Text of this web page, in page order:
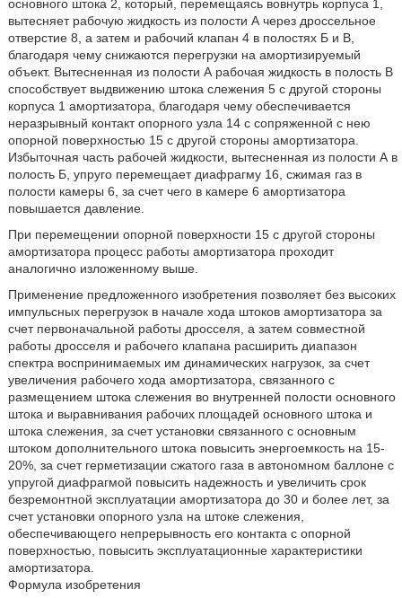
основного штока 2, который, перемещаясь вовнутрь корпуса 1,
вытесняет рабочую жидкость из полости А через дроссельное
отверстие 8, а затем и рабочий клапан 4 в полостях Б и В,
благодаря чему снижаются перегрузки на амортизируемый
объект. Вытесненная из полости А рабочая жидкость в полость В
способствует выдвижению штока слежения 5 с другой стороны
корпуса 1 амортизатора, благодаря чему обеспечивается
неразрывный контакт опорного узла 14 с сопряженной с нею
опорной поверхностью 15 с другой стороны амортизатора.
Избыточная часть рабочей жидкости, вытесненная из полости А в
полость Б, упруго перемещает диафрагму 16, сжимая газ в
полости камеры 6, за счет чего в камере 6 амортизатора
повышается давление.
При перемещении опорной поверхности 15 с другой стороны
амортизатора процесс работы амортизатора проходит
аналогично изложенному выше.
Применение предложенного изобретения позволяет без высоких
импульсных перегрузок в начале хода штоков амортизатора за
счет первоначальной работы дросселя, а затем совместной
работы дросселя и рабочего клапана расширить диапазон
спектра воспринимаемых им динамических нагрузок, за счет
увеличения рабочего хода амортизатора, связанного с
размещением штока слежения во внутренней полости основного
штока и выравнивания рабочих площадей основного штока и
штока слежения, за счет установки связанного с основным
штоком дополнительного штока повысить энергоемкость на 15-
20%, за счет герметизации сжатого газа в автономном баллоне с
упругой диафрагмой повысить надежность и увеличить срок
безремонтной эксплуатации амортизатора до 30 и более лет, за
счет установки опорного узла на штоке слежения,
обеспечивающего непрерывность его контакта с опорной
поверхностью, повысить эксплуатационные характеристики
амортизатора.
Формула изобретения